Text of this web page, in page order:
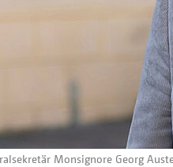
Monsignore Georg